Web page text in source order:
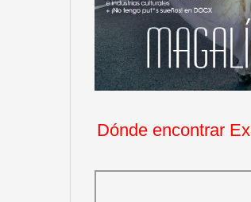
Dónde encontrar